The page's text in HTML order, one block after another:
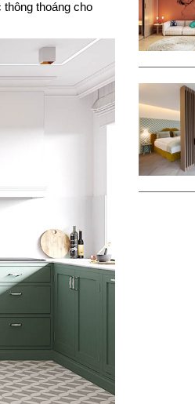
thoáng cho